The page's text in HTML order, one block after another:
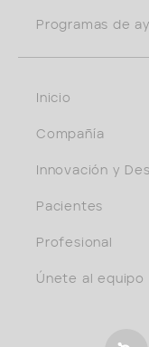
Programas de
Inicio
Compañía
Innovación y
Pacientes
Profesional
Únete al equipo